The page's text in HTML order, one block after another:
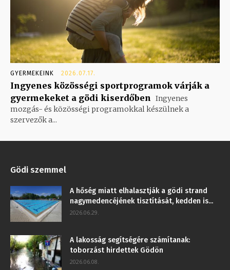
GYERMEKEINK 2026.07.17.
Ingyenes közösségi sportprogramok várják a
gyermekeket a gödi kiserdőben Ingyenes
mozgás- és közösségi programokkal készülnek a
szervezők a...
Gödi szemmel
A hőség miatt elhalasztják a gödi strand
nagymedencéjének tisztítását, kedden is...
2026.06.29.
A lakosság segítségére számítanak:
toborzást hirdettek Gödön
2026.06.08.